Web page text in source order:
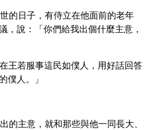
的日子，有侍立在他面前的老年
，說：「你們給我出個什麼主意，
王若服事這民如僕人，用好話回答
僕人。」
的主意，就和那些與他一同長大、